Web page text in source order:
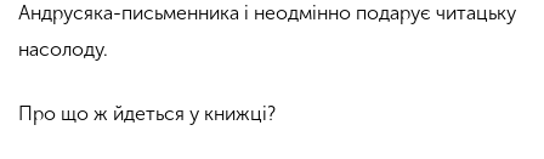
Андрусяка-письменника і неодмінно подарує читацьку
насолоду.
Про що ж йдеться у книжці?